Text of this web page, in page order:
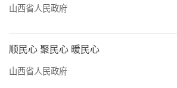
山西省人民政府
顺民心 聚民心 暖民心
山西省人民政府